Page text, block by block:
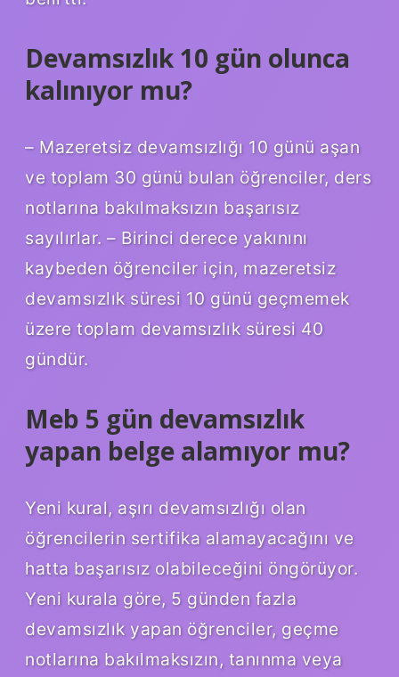
Devamsızlık 10 gün olunca
kalınıyor mu?
– Mazeretsiz devamsızlığı 10 günü aşan
ve toplam 30 günü bulan öğrenciler, ders
notlarına bakılmaksızın başarısız
sayılırlar. – Birinci derece yakınını
kaybeden öğrenciler için, mazeretsiz
devamsızlık süresi 10 günü geçmemek
üzere toplam devamsızlık süresi 40
gündür.
Meb 5 gün devamsızlık
yapan belge alamıyor mu?
Yeni kural, aşırı devamsızlığı olan
öğrencilerin sertifika alamayacağını ve
hatta başarısız olabileceğini öngörüyor.
Yeni kurala göre, 5 günden fazla
devamsızlık yapan öğrenciler, geçme
notlarına bakılmaksızın, tanınma veya